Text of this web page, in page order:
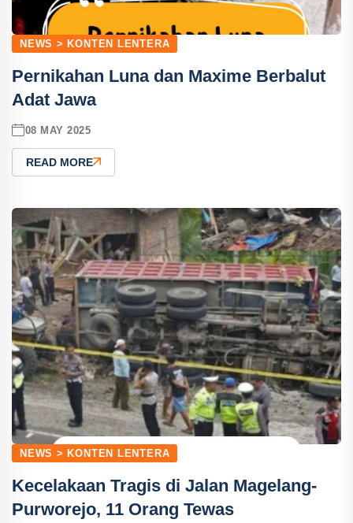
NEWS > KONTEN LENTERA
Pernikahan Luna dan Maxime Berbalut
Adat Jawa
08 MAY 2025
READ MORE
NEWS > KONTEN LENTERA
Kecelakaan Tragis di Jalan Magelang-
Purworejo, 11 Orang Tewas